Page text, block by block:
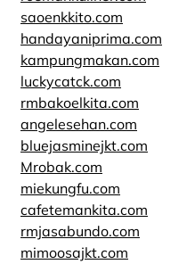
saoenkkito.com
handayaniprima.com
kampungmakan.com
luckycatck.com
rmbakoelkita.com
angelesehan.com
bluejasminejkt.com
Mrobak.com
miekungfu.com
cafetemankita.com
rmjasabundo.com
mimoosajkt.com